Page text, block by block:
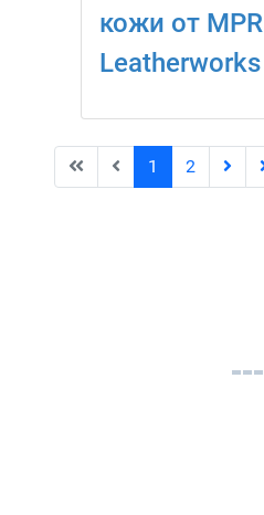
кожи от MPR
Leatherworks
1 2